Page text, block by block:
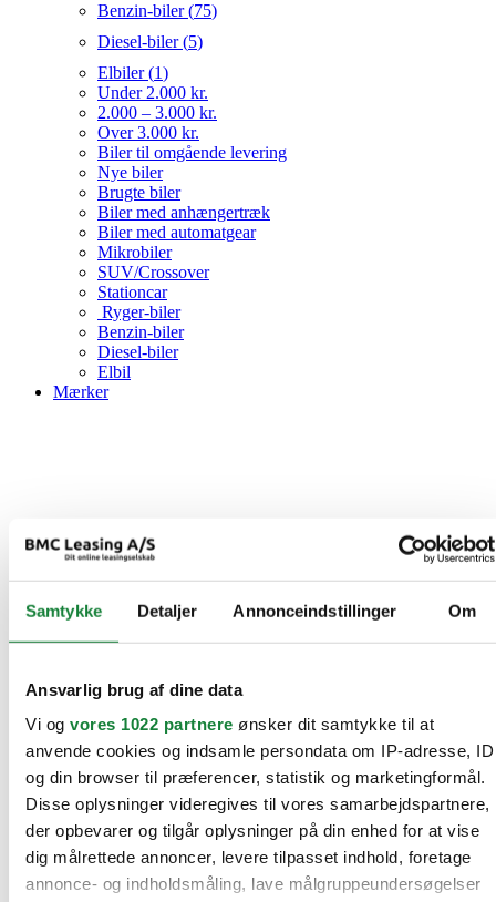
Samtykke Detaljer Annonceindstillinger Om
Ansvarlig brug af dine data
Vi og vores 1022 partnere ønsker dit samtykke til at
anvende cookies og indsamle persondata om IP-adresse, ID
og din browser til præferencer, statistik og marketingformål.
Disse oplysninger videregives til vores samarbejdspartnere,
der opbevarer og tilgår oplysninger på din enhed for at vise
dig målrettede annoncer, levere tilpasset indhold, foretage
annonce- og indholdsmåling, lave målgruppeundersøgelser
Benzin-biler (75)
Diesel-biler (5)
Elbiler (1)
Under 2.000 kr.
2.000 – 3.000 kr.
Over 3.000 kr.
Biler til omgående levering
Nye biler
Brugte biler
Biler med anhængertræk
Biler med automatgear
Mikrobiler
SUV/Crossover
Stationcar
Ryger-biler
Benzin-biler
Diesel-biler
Elbil
Mærker